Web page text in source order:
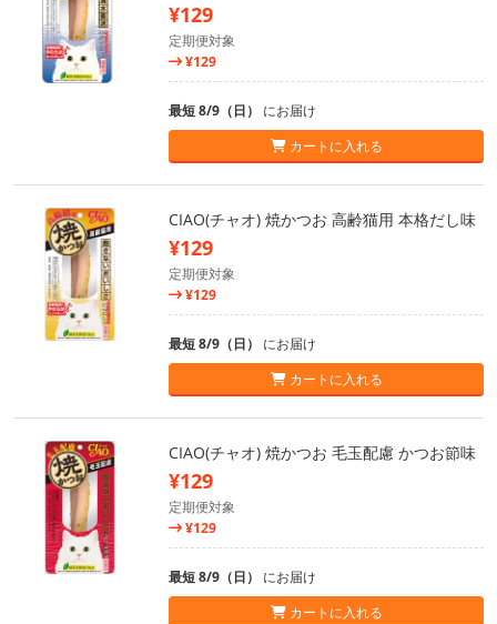
¥129
定期便対象
¥129
最短 8/9（日） にお届け
カートに入れる
CIAO(チャオ) 焼かつお 高齢猫用 本格だし味
¥129
定期便対象
¥129
最短 8/9（日） にお届け
カートに入れる
CIAO(チャオ) 焼かつお 毛玉配慮 かつお節味
¥129
定期便対象
¥129
最短 8/9（日） にお届け
カートに入れる